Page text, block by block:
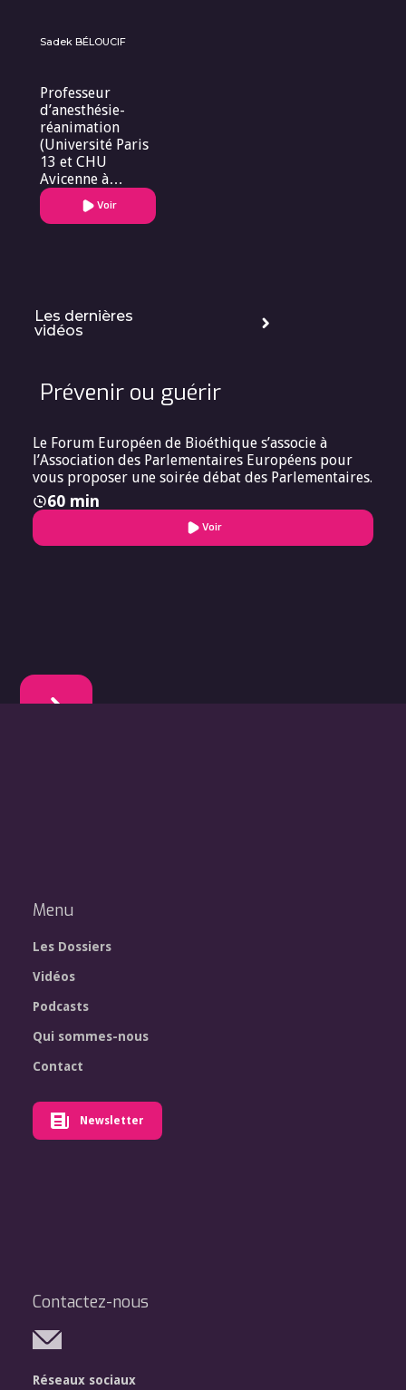
Dossier
Sadek BÉLOUCIF
Professeur
d’anesthésie-
réanimation
(Université Paris
13 et CHU
Avicenne à
Bobigny
(Assistance
Voir
Les dernières
vidéos
Prévenir ou guérir
Le Forum Européen de Bioéthique s’associe à
l’Association des Parlementaires Européens pour
vous proposer une soirée débat des Parlementaires.
60 min
Voir
Menu
Les Dossiers
Vidéos
Podcasts
Qui sommes-nous
Contact
Newsletter
Contactez-nous
Réseaux sociaux